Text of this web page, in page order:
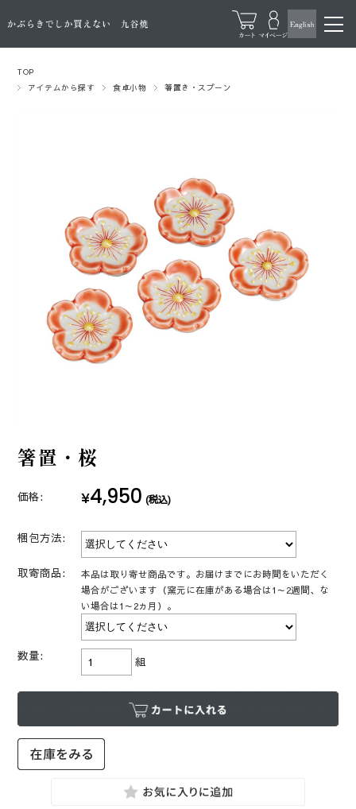
TOP
アイテムから探す
食卓小物 箸置き・スプーン
箸置・桜
価格: ¥4,950 (税込)
梱包方法:
取寄商品:
本品は取り寄せ商品です。お届けまでにお時間をいただく
場合がございます（窯元に在庫がある場合は1～2週間、な
い場合は1～2ヵ月）。
数量: 組